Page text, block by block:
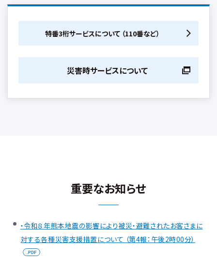
特番3桁サービスについて （110番など）
災害時サービスについて
重要なお知らせ
・令和８年熊本地震の影響により被災・避難されたお客さまに
対する各種災害支援措置について （第4報：午後2時00分）